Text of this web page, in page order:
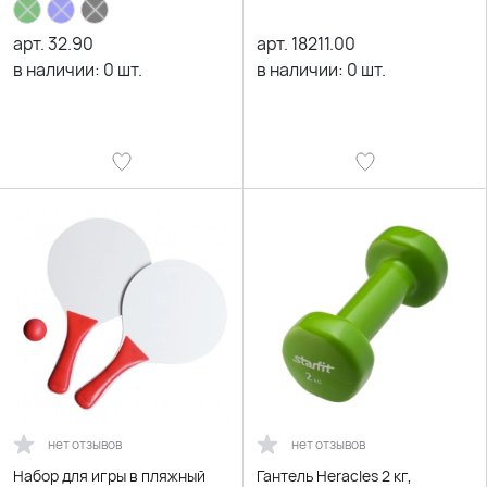
арт.32.90
в наличии: 0 шт.
арт. 18211.00
в наличии: 0 шт.
нет отзывов
Набор для игры в пляжный
нет отзывов
Гантель Heracles 2 кг,